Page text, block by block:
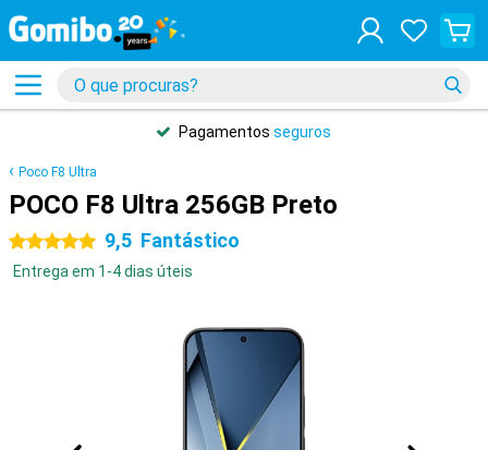
Pagamentos seguros
Poco F8 Ultra
POCO F8 Ultra 256GB Preto
5 estrelas 9,5 Fantástico
Entrega em 1-4 dias úteis